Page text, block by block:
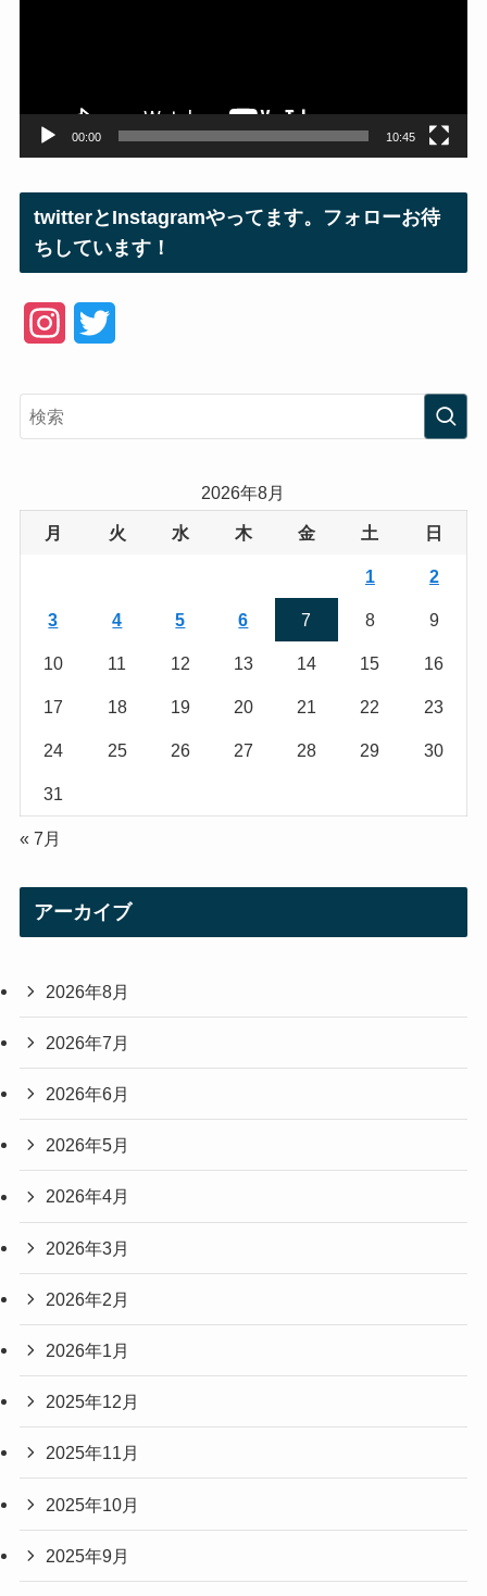
00:00 10:45
twitterとInstagramやってます。フォローお待
ちしています！
e
2026年8月
月 火 水 木 金 土 日
1 2
3 4 5 6 7 8 9
10 11 12 13 14 15 16
17 18 19 20 21 22 23
24 25 26 27 28 29 30
31
« 7月
アーカイブ
2026年8月
2026年7月
2026年6月
2026年5月
2026年4月
2026年3月
2026年2月
2026年1月
2025年12月
2025年11月
2025年10月
2025年9月